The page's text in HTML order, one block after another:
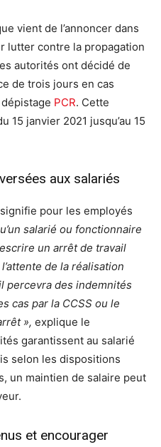
vient de l’annoncer dans
lutter contre la propagation
autorités ont décidé de
de trois jours en cas
dépistage PCR. Cette
15 janvier 2021 jusqu’au 15
aux salariés
pour les employés
salarié ou fonctionnaire
un arrêt de travail
de la réalisation
percevra des indemnités
cas par la CCSS ou le
», explique le
garantissent au salarié
selon les dispositions
un maintien de salaire peut
et encourager